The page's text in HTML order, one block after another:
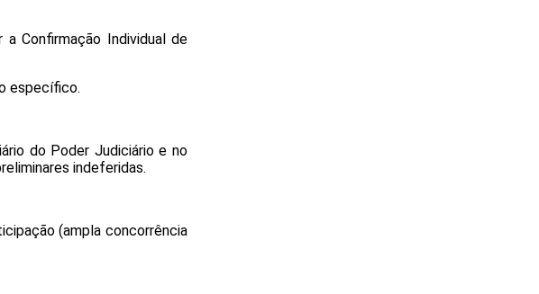
Confirmação Individual de
específico.
do Poder Judiciário e no
indeferidas.
(ampla concorrência